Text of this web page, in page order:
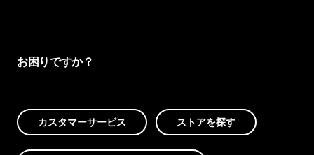
お困りですか？
カスタマーサービス ストアを探す